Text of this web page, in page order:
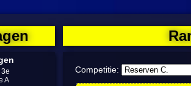
A
Competitie: